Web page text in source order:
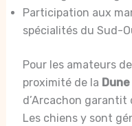
Participation aux
spécialités du Sud-
Pour les amateurs
proximité de la
d’Arcachon garantit
Les chiens y sont